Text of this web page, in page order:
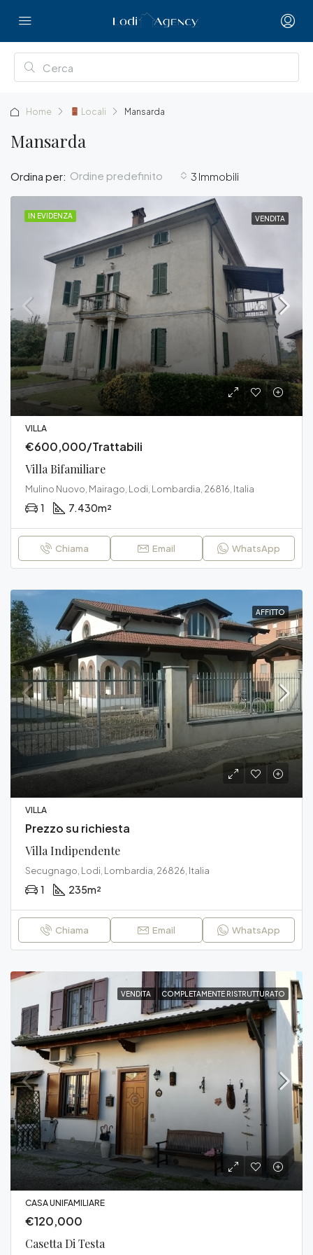
Home Locali Mansarda
Mansarda
3 Immobili
Ordina per: Ordine predefinito
IN EVIDENZA VENDITA
VILLA
€600,000/Trattabili
Villa Bifamiliare
Mulino Nuovo, Mairago, Lodi, Lombardia, 26816, Italia
1 7.430m²
Chiama Email WhatsApp
AFFITTO
VILLA
Prezzo su richiesta
Villa Indipendente
Secugnago, Lodi, Lombardia, 26826, Italia
1 235m²
Chiama Email WhatsApp
VENDITA COMPLETAMENTE RISTRUTTURATO
CASA UNIFAMILIARE
€120,000
Casetta Di Testa